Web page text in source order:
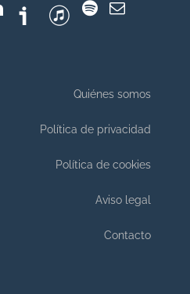
Quiénes somos
Política de privacidad
Política de cookies
Aviso legal
Contacto